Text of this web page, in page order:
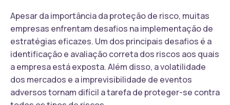
Apesar da importância da proteção de risco, muitas
empresas enfrentam desafios na implementação de
estratégias eficazes. Um dos principais desafios é a
identificação e avaliação correta dos riscos aos quais
a empresa está exposta. Além disso, a volatilidade
dos mercados e a imprevisibilidade de eventos
adversos tornam difícil a tarefa de proteger-se contra